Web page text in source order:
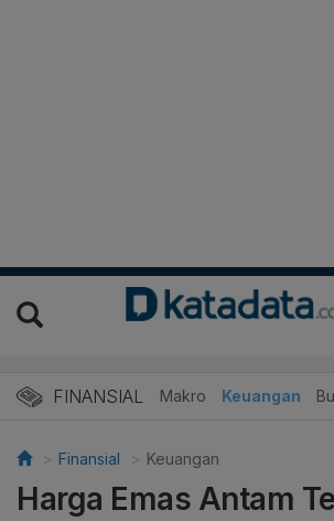
FINANSIAL Makro Keuangan
Finansial Keuangan
Harga Emas Antam